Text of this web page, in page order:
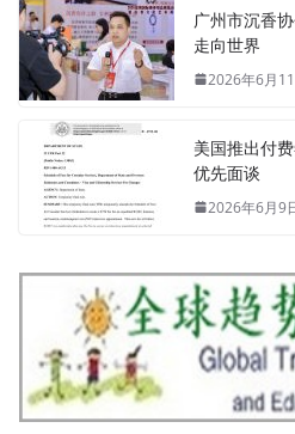
广州市沉香
走向世界
2026年6月
美国推出付
优先面谈
2026年6月9